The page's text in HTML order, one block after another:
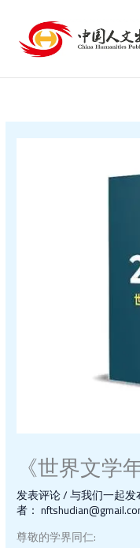
《世界文学
发表评论/与我们一起发
者：
尊敬的学界同仁: